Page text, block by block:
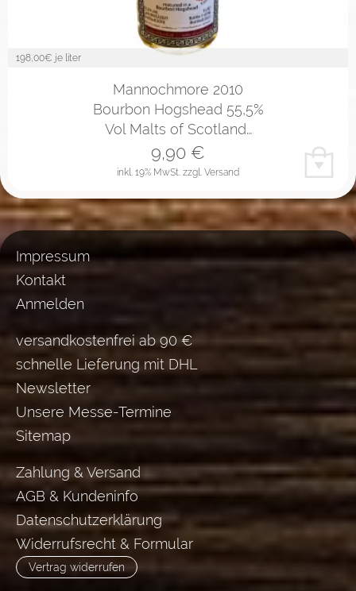
198,00€ je liter
Mannochmore 2010
Bourbon Hogshead 55,5%
Vol Malts of Scotland…
inkl. 19% MwSt. zzgl. Versand
9,90 €
Impressum
Kontakt
Anmelden
versandkostenfrei ab 90 €
schnelle Lieferung mit DHL
Newsletter
Unsere Messe-Termine
Sitemap
Zahlung & Versand
AGB & Kundeninfo
Datenschutzerklärung
Widerrufsrecht & Formular
Vertrag widerrufen